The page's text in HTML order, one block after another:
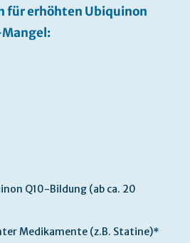
für erhöhten Ubiquinon
Q10-Bildung (ab ca. 20
Medikamente (z.B. Statine)*